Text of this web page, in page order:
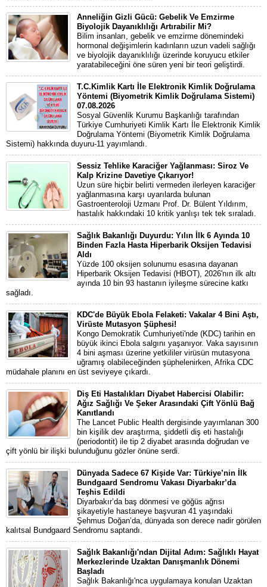
Anneliğin Gizli Gücü: Gebelik Ve Emzirme
Biyolojik Dayanıklılığı Artırabilir Mi?
Bilim insanları, gebelik ve emzirme dönemindeki
hormonal değişimlerin kadınların uzun vadeli sağlığı
ve biyolojik dayanıklılığı üzerinde koruyucu etkiler
yaratabileceğini öne süren yeni bir teori geliştirdi.
T.C.Kimlik Kartı İle Elektronik Kimlik Doğrulama
Yöntemi (Biyometrik Kimlik Doğrulama Sistemi)
07.08.2026
Sosyal Güvenlik Kurumu Başkanlığı tarafından
Türkiye Cumhuriyeti Kimlik Kartı İle Elektronik Kimlik
Doğrulama Yöntemi (Biyometrik Kimlik Doğrulama
Sistemi) hakkında duyuru-11 yayımlandı.
Sessiz Tehlike Karaciğer Yağlanması: Siroz Ve
Kalp Krizine Davetiye Çıkarıyor!
Uzun süre hiçbir belirti vermeden ilerleyen karaciğer
yağlanmasına karşı uyarılarda bulunan
Gastroenteroloji Uzmanı Prof. Dr. Bülent Yıldırım,
hastalık hakkındaki 10 kritik yanlışı tek tek sıraladı.
Sağlık Bakanlığı Duyurdu: Yılın İlk 6 Ayında 10
Binden Fazla Hasta Hiperbarik Oksijen Tedavisi
Aldı
Yüzde 100 oksijen solunumu esasına dayanan
Hiperbarik Oksijen Tedavisi (HBOT), 2026'nın ilk altı
ayında 10 bin 93 hastanın iyileşme sürecine katkı
sağladı.
KDC'de Büyük Ebola Felaketi: Vakalar 4 Bini Aştı,
Virüste Mutasyon Şüphesi!
Kongo Demokratik Cumhuriyeti'nde (KDC) tarihin en
büyük ikinci Ebola salgını yaşanıyor. Vaka sayısının
4 bini aşması üzerine yetkililer virüsün mutasyona
uğramış olabileceğinden şüphelenirken, Afrika CDC
müdahale planını en üst seviyeye çıkardı.
Diş Eti Hastalıkları Diyabet Habercisi Olabilir:
Ağız Sağlığı Ve Şeker Arasındaki Çift Yönlü Bağ
Kanıtlandı
The Lancet Public Health dergisinde yayımlanan 300
bin kişilik dev araştırma, şiddetli diş eti hastalığı
(periodontit) ile tip 2 diyabet arasında doğrudan ve
çift yönlü bir ilişki bulunduğunu gözler önüne serdi.
Dünyada Sadece 67 Kişide Var: Türkiye’nin İlk
Bundgaard Sendromu Vakası Diyarbakır’da
Teşhis Edildi
Diyarbakır’da baş dönmesi ve göğüs ağrısı
şikayetiyle hastaneye başvuran 41 yaşındaki
Şehmus Doğan’da, dünyada son derece nadir görülen
kalıtsal Bundgaard Sendromu saptandı.
Sağlık Bakanlığı'ndan Dijital Adım: Sağlıklı Hayat
Merkezlerinde Uzaktan Danışmanlık Dönemi
Başladı
Sağlık Bakanlığı'nca uygulamaya konulan Uzaktan